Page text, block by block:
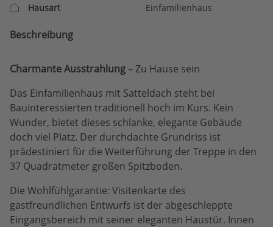
Hausart
Einfamilienhaus
Beschreibung
Charmante Ausstrahlung– Zu Hause sein
Das Einfamilienhaus mit Satteldach steht bei
Bauinteressierten traditionell hoch im Kurs. Kein
Wunder, bietet dieses schlanke, elegante Gebäude
doch viel Platz. Der durchdachte Grundriss ist
prädestiniert für die Weiterführung der Treppe in den
37 Quadratmeter großen Spitzboden.
Die Wohlfühlgarantie: Visitenkarte des
gastfreundlichen Entwurfs ist der abgeschleppte
Eingangsbereich mit seiner eleganten Haustür. Innen